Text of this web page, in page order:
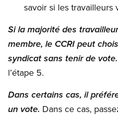
savoir si les travailleurs
Si la majorité des
membre, le CCRI peut
syndicat sans tenir de vote.
l’étape 5.
Dans certains cas, il
un vote. Dans ce cas,